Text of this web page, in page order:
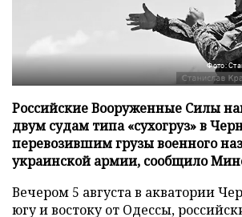
Фото:
Российские Вооруженные Силы
двум судам типа «сухогруз» в
перевозившим грузы военного
украинской армии, сообщило
Вечером 5 августа в акватории
югу и востоку от Одессы,